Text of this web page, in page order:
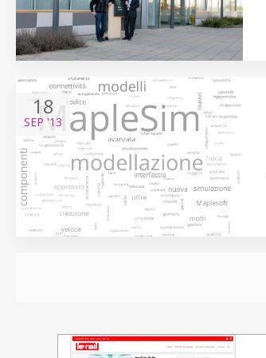
18
SEP '13